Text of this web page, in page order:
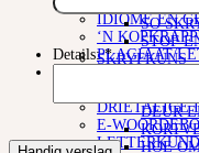
IDIOME EN
‘N
PLAGIAAT/
DRIETALIGE
E-
SO
STOF
SKRYFKUNS
4
101
DEUR
HOE
Details:*